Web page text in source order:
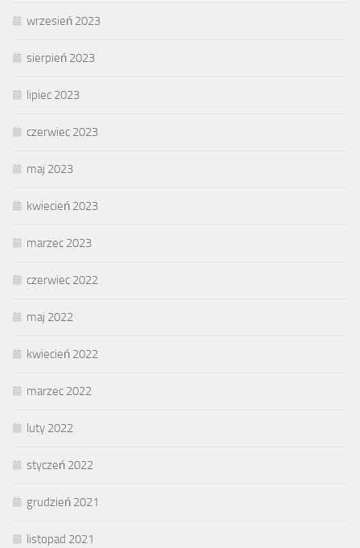
wrzesień 2023
sierpień 2023
lipiec 2023
czerwiec 2023
maj 2023
kwiecień 2023
marzec 2023
czerwiec 2022
maj 2022
kwiecień 2022
marzec 2022
luty 2022
styczeń 2022
grudzień 2021
listopad 2021